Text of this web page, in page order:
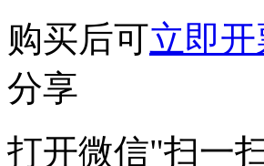
购买后可立即开
分享
打开微信"扫一